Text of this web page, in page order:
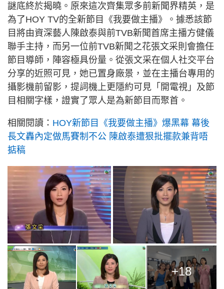
謎底終於揭曉。原來這次齊集眾多前新聞界精英，是
為了HOY TV的全新節目《我要做主播》。據悉該節
目將由資深藝人陳啟泰與前TVB新聞首席主播方健儀
聯手主持，而另一位前TVB新聞之花張文采則會擔任
節目導師，陣容極具份量。從張文采在個人社交平台
分享的近照可見，她已置身廠景，並在主播台專用的
攝影機前留影，提詞機上更隱約可見「開電視」及節
目相關字樣，證實了眾人是為新節目而聚首。
相關閱讀： HOY新節目《我要做主播》爆黑幕 幕後
長文轟內定做馬賽制不公 陳啟泰遭狠批擺款兼背唔
掂稿
+18